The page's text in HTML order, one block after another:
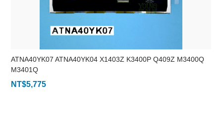
ATNA40YK07 ATNA40YK04 X1403Z K3400P Q409Z M3400Q
M3401Q
NT$5,775